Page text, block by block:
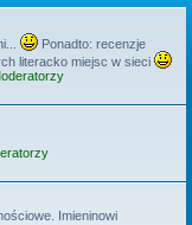
Ponadto: recenzje
literacko miejsc w sieci
Imieninowi